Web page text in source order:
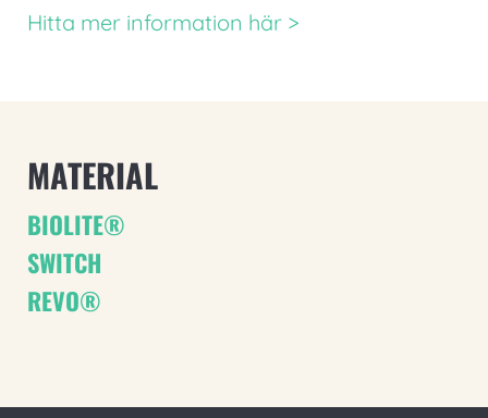
Hitta mer information här >
MATERIAL
BIOLITE®
SWITCH
REVO®